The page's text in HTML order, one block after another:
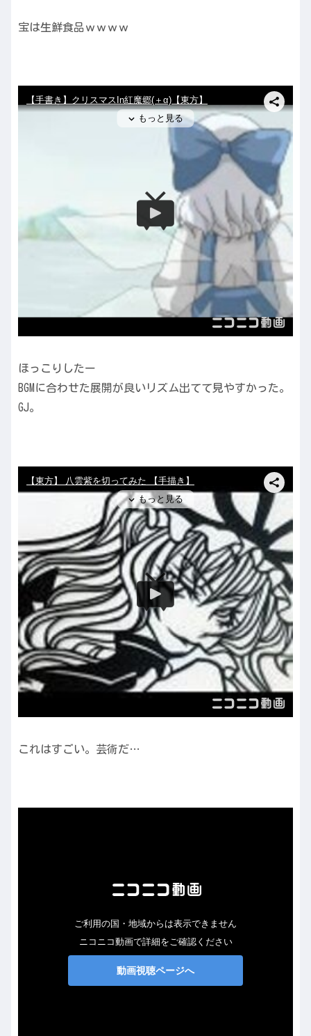
宝は生鮮食品ｗｗｗｗ
ほっこりしたー
BGMに合わせた展開が良いリズム出てて見やすかった。
GJ。
これはすごい。芸術だ…